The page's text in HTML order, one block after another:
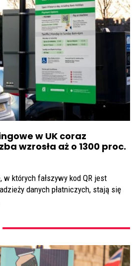
w UK coraz
wzrosła aż o 1300 proc.
których fałszywy kod QR jest
danych płatniczych, stają się